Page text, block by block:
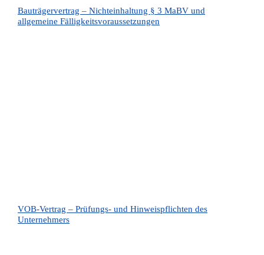
Bauträgervertrag – Nichteinhaltung § 3 MaBV und
allgemeine Fälligkeitsvoraussetzungen
VOB-Vertrag – Prüfungs- und Hinweispflichten des
Unternehmers